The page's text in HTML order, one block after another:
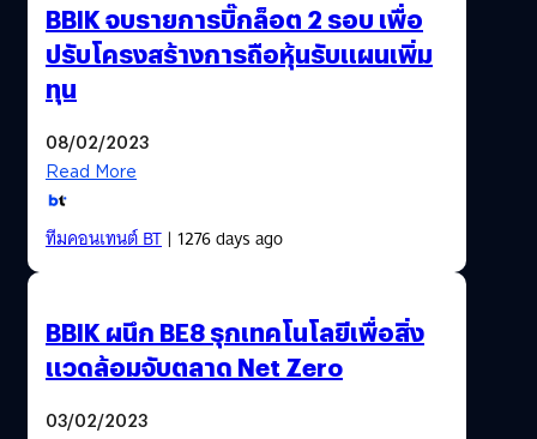
BBIK จบรายการบิ๊กล็อต 2 รอบ เพื่อ
ปรับโครงสร้างการถือหุ้นรับแผนเพิ่ม
ทุน
08/02/2023
Read More
ทีมคอนเทนต์ BT| 1276 days ago
BBIK ผนึก BE8 รุกเทคโนโลยีเพื่อสิ่ง
แวดล้อมจับตลาด Net Zero
03/02/2023